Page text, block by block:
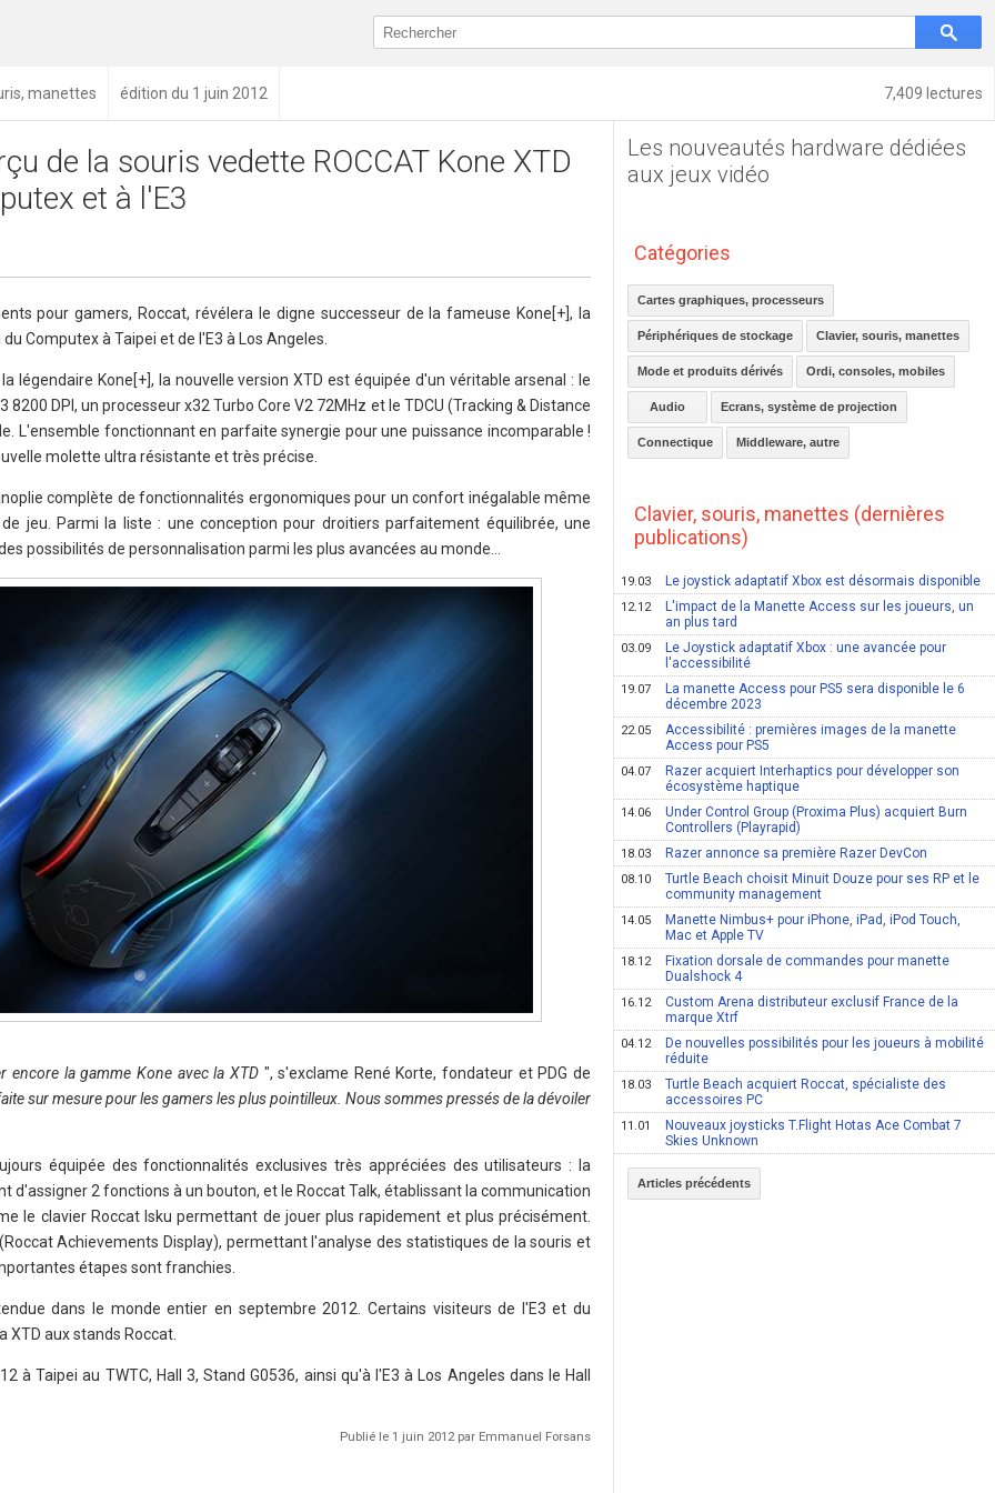
7,409 lectures
manettes édition du 1 juin 2012
de la souris vedette ROCCAT Kone XTD
et à l'E3
pour gamers, Roccat, révélera le digne successeur de la fameuse Kone[+], la
Computex à Taipei et de l'E3 à Los Angeles.
légendaire Kone[+], la nouvelle version XTD est équipée d'un véritable arsenal : le
DPI, un processeur x32 Turbo Core V2 72MHz et le TDCU (Tracking & Distance
L'ensemble fonctionnant en parfaite synergie pour une puissance incomparable !
molette ultra résistante et très précise.
complète de fonctionnalités ergonomiques pour un confort inégalable même
jeu. Parmi la liste : une conception pour droitiers parfaitement équilibrée, une
possibilités de personnalisation parmi les plus avancées au monde…
encore la gamme Kone avec la XTD ", s'exclame René Korte, fondateur et PDG de
sur mesure pour les gamers les plus pointilleux. Nous sommes pressés de la dévoiler
équipée des fonctionnalités exclusives très appréciées des utilisateurs : la
d'assigner 2 fonctions à un bouton, et le Roccat Talk, établissant la communication
le clavier Roccat Isku permettant de jouer plus rapidement et plus précisément.
Achievements Display), permettant l'analyse des statistiques de la souris et
étapes sont franchies.
dans le monde entier en septembre 2012. Certains visiteurs de l'E3 et du
XTD aux stands Roccat.
à Taipei au TWTC, Hall 3, Stand G0536, ainsi qu'à l'E3 à Los Angeles dans le Hall
Publié le 1 juin 2012 par Emmanuel Forsans
Les nouveautés hardware dédiées
aux jeux vidéo
Catégories
Cartes graphiques, processeurs
Périphériques de stockage Clavier, souris, manettes
Mode et produits dérivés Ordi, consoles, mobiles
Audio Ecrans, système de projection
Connectique Middleware, autre
Clavier, souris, manettes (dernières
publications)
19.03 Le joystick adaptatif Xbox est désormais disponible
12.12
L'impact de la Manette Access sur les joueurs, un
an plus tard
03.09
Le Joystick adaptatif Xbox : une avancée pour
l'accessibilité
19.07
La manette Access pour PS5 sera disponible le 6
décembre 2023
22.05
Accessibilité : premières images de la manette
Access pour PS5
04.07
Razer acquiert Interhaptics pour développer son
écosystème haptique
14.06
Under Control Group (Proxima Plus) acquiert Burn
Controllers (Playrapid)
18.03 Razer annonce sa première Razer DevCon
08.10
Turtle Beach choisit Minuit Douze pour ses RP et le
community management
14.05
Manette Nimbus+ pour iPhone, iPad, iPod Touch,
Mac et Apple TV
18.12
Fixation dorsale de commandes pour manette
Dualshock 4
16.12
Custom Arena distributeur exclusif France de la
marque Xtrf
04.12
De nouvelles possibilités pour les joueurs à mobilité
réduite
18.03
Turtle Beach acquiert Roccat, spécialiste des
accessoires PC
11.01
Nouveaux joysticks T.Flight Hotas Ace Combat 7
Skies Unknown
Articles précédents